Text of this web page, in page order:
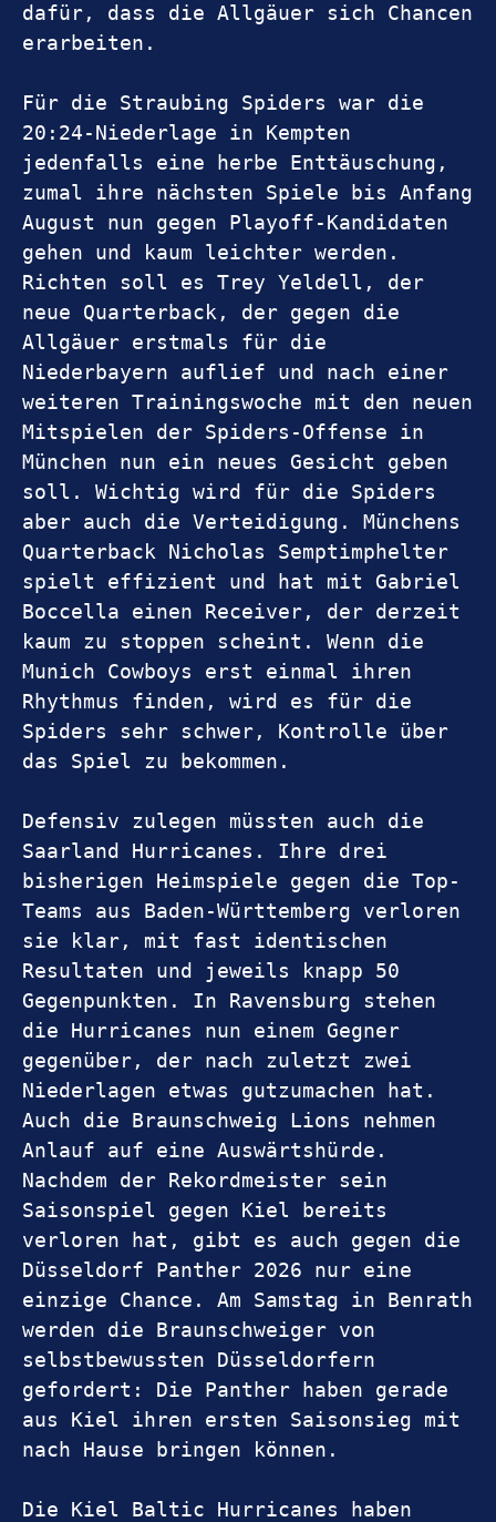
dafür, dass die Allgäuer sich Chancen
erarbeiten.
Für die Straubing Spiders war die
20:24-Niederlage in Kempten
jedenfalls eine herbe Enttäuschung,
zumal ihre nächsten Spiele bis Anfang
August nun gegen Playoff-Kandidaten
gehen und kaum leichter werden.
Richten soll es Trey Yeldell, der
neue Quarterback, der gegen die
Allgäuer erstmals für die
Niederbayern auflief und nach einer
weiteren Trainingswoche mit den neuen
Mitspielen der Spiders-Offense in
München nun ein neues Gesicht geben
soll. Wichtig wird für die Spiders
aber auch die Verteidigung. Münchens
Quarterback Nicholas Semptimphelter
spielt effizient und hat mit Gabriel
Boccella einen Receiver, der derzeit
kaum zu stoppen scheint. Wenn die
Munich Cowboys erst einmal ihren
Rhythmus finden, wird es für die
Spiders sehr schwer, Kontrolle über
das Spiel zu bekommen.
Defensiv zulegen müssten auch die
Saarland Hurricanes. Ihre drei
bisherigen Heimspiele gegen die Top-
Teams aus Baden-Württemberg verloren
sie klar, mit fast identischen
Resultaten und jeweils knapp 50
Gegenpunkten. In Ravensburg stehen
die Hurricanes nun einem Gegner
gegenüber, der nach zuletzt zwei
Niederlagen etwas gutzumachen hat.
Auch die Braunschweig Lions nehmen
Anlauf auf eine Auswärtshürde.
Nachdem der Rekordmeister sein
Saisonspiel gegen Kiel bereits
verloren hat, gibt es auch gegen die
Düsseldorf Panther 2026 nur eine
einzige Chance. Am Samstag in Benrath
werden die Braunschweiger von
selbstbewussten Düsseldorfern
gefordert: Die Panther haben gerade
aus Kiel ihren ersten Saisonsieg mit
nach Hause bringen können.
Die Kiel Baltic Hurricanes haben